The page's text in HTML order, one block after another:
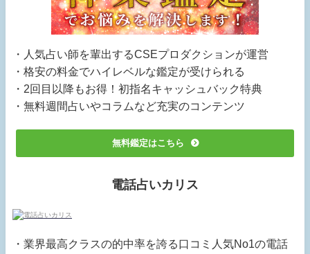
・人気占い師を輩出するCSEプロダクションが運営
・格安の料金でハイレベルな鑑定が受けられる
・2回目以降もお得！初指名キャッシュバック特典
・無料週間占いやコラムなど充実のコンテンツ
無料鑑定はこちら
電話占いカリス
・業界最高クラスの的中率を誇る口コミ人気No1の電話